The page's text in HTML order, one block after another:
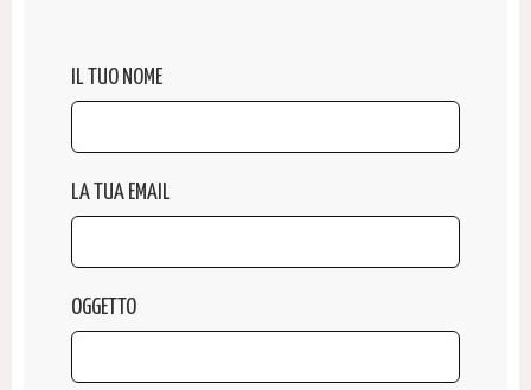
IL TUO NOME
LA TUA EMAIL
OGGETTO